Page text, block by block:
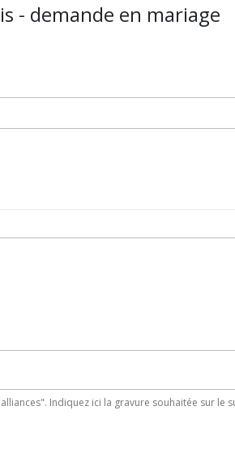
- demande en mariage